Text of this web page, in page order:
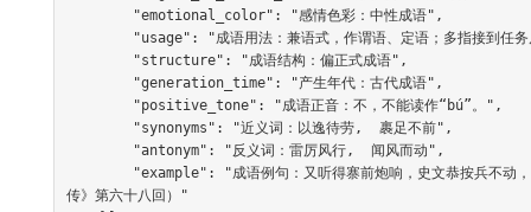
传》第六十八回）"